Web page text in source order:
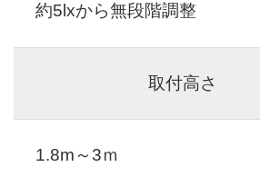
約5lxから無段階調整
取付高さ
1.8m～3ｍ